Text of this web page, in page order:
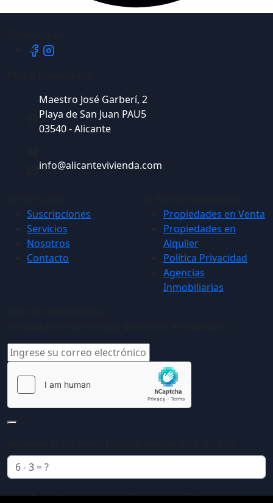
Maestro José Garberí, 2
Playa de San Juan PAU5
03540 - Alicante
info@alicantevivienda.com
Suscripciones
Servicios
Nosotros
Contacto
Propiedades en Venta
Propiedades en
Alquiler
Política Privacidad
Agencias
Inmobiliarias
©2026 AlicanteVivienda.com | Portal Inmobiliario